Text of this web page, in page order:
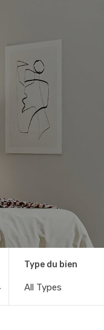
Type du bien
All Types